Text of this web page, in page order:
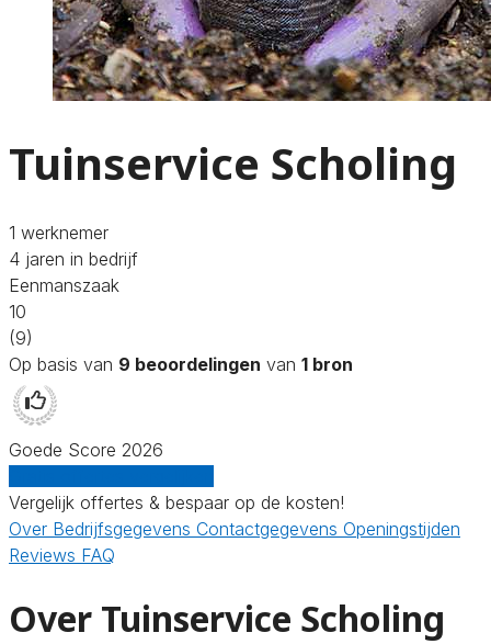
Tuinservice Scholing
1 werknemer
4 jaren in bedrijf
Eenmanszaak
10
(9)
Op basis van 9 beoordelingen van 1 bron
Goede Score 2026
Vergelijk offertes & bespaar op de kosten!
Over Bedrijfsgegevens Contactgegevens Openingstijden
Reviews FAQ
Over Tuinservice Scholing